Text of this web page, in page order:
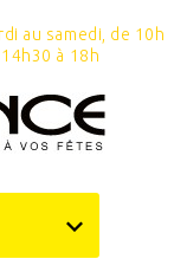
au samedi, de 10h
à 18h